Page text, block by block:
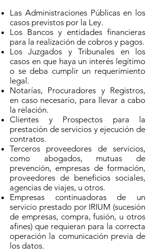
Las Administraciones Públicas en los
casos previstos por la Ley.
Los Bancos y entidades financieras
para la realización de cobros y pagos.
Los Juzgados y Tribunales en los
casos en que haya un interés legítimo
o se deba cumplir un requerimiento
legal.
Notarías, Procuradores y Registros,
en caso necesario, para llevar a cabo
la relación.
Clientes y Prospectos para la
prestación de servicios y ejecución de
contratos.
Terceros proveedores de servicios,
como abogados, mutuas de
prevención, empresas de formación,
proveedores de beneficios sociales,
agencias de viajes, u otros.
Empresas continuadoras de un
servicio prestado por IRIUM (sucesión
de empresas, compra, fusión, u otros
afines) que requieran para la correcta
operación la comunicación previa de
los datos.